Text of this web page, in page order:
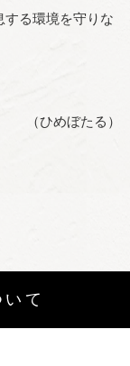
る環境を守りな
（ひめぼたる）
て